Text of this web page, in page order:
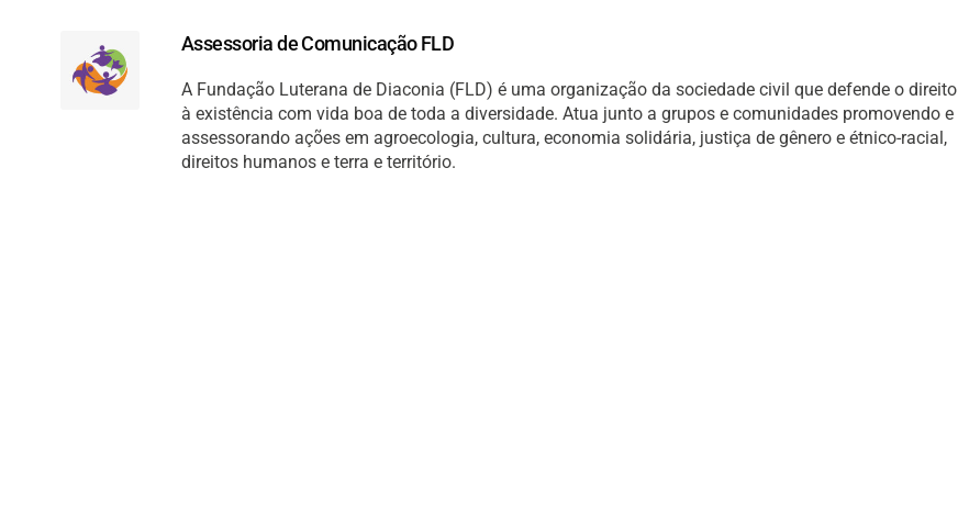
Assessoria de Comunicação FLD
A Fundação Luterana de Diaconia (FLD) é uma organização da sociedade civil que defende o direito
à existência com vida boa de toda a diversidade. Atua junto a grupos e comunidades promovendo e
assessorando ações em agroecologia, cultura, economia solidária, justiça de gênero e étnico-racial,
direitos humanos e terra e território.